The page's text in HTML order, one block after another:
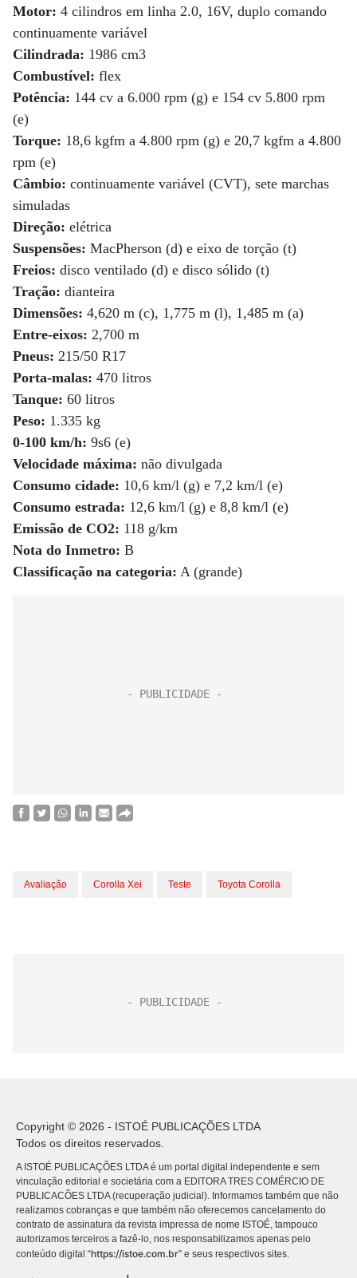
Motor: 4 cilindros em linha 2.0, 16V, duplo comando
continuamente variável
Cilindrada: 1986 cm3
Combustível: flex
Potência: 144 cv a 6.000 rpm (g) e 154 cv 5.800 rpm
(e)
Torque: 18,6 kgfm a 4.800 rpm (g) e 20,7 kgfm a 4.800
rpm (e)
Câmbio: continuamente variável (CVT), sete marchas
simuladas
Direção: elétrica
Suspensões: MacPherson (d) e eixo de torção (t)
Freios: disco ventilado (d) e disco sólido (t)
Tração: dianteira
Dimensões: 4,620 m (c), 1,775 m (l), 1,485 m (a)
Entre-eixos: 2,700 m
Pneus: 215/50 R17
Porta-malas: 470 litros
Tanque: 60 litros
Peso: 1.335 kg
0-100 km/h: 9s6 (e)
Velocidade máxima: não divulgada
Consumo cidade: 10,6 km/l (g) e 7,2 km/l (e)
Consumo estrada: 12,6 km/l (g) e 8,8 km/l (e)
Emissão de CO2: 118 g/km
Nota do Inmetro: B
Classificação na categoria: A (grande)
Avaliação Corolla Xei Teste Toyota Corolla
Copyright © 2026 - ISTOÉ PUBLICAÇÕES LTDA
Todos os direitos reservados.
A ISTOÉ PUBLICAÇÕES LTDA é um portal digital independente e sem
vinculação editorial e societária com a EDITORA TRES COMÉRCIO DE
PUBLICACÕES LTDA (recuperação judicial). Informamos também que não
realizamos cobranças e que também não oferecemos cancelamento do
contrato de assinatura da revista impressa de nome ISTOÉ, tampouco
autorizamos terceiros a fazê-lo, nos responsabilizamos apenas pelo
conteúdo digital “https://istoe.com.br” e seus respectivos sites.